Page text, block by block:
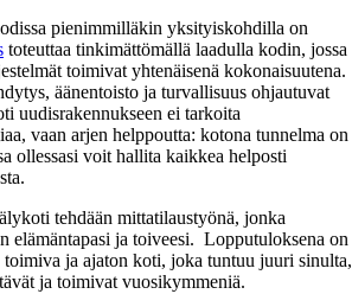
pienimmilläkin yksityiskohdilla on
toteuttaa tinkimättömällä laadulla kodin, jossa
toimivat yhtenäisenä kokonaisuutena.
äänentoisto ja turvallisuus ohjautuvat
uudisrakennukseen ei tarkoita
vaan arjen helppoutta: kotona tunnelma on
ollessasi voit hallita kaikkea helposti
tehdään mittatilaustyönä, jonka
elämäntapasi ja toiveesi. Lopputuloksena on
ja ajaton koti, joka tuntuu juuri sinulta,
ja toimivat vuosikymmeniä.